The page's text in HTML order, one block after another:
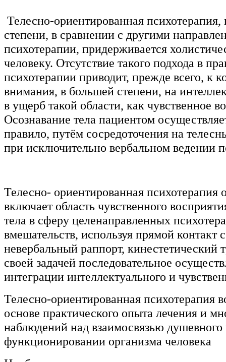
Телесно-ориентированная
степени, в сравнении с другими
психотерапии, придерживается
человеку. Отсутствие такого подхода в
психотерапии приводит, прежде всего, к
внимания, в большей степени, на
в ущерб такой области, как чувственное
Осознавание тела пациентом
правило, путём сосредоточения на
при исключительно вербальном ведении
Телесно- ориентированная психотерапия
включает область чувственного
тела в сферу целенаправленных
вмешательств, используя прямой контакт
невербальный раппорт, кинестетический
своей задачей последовательное
интеграции интеллектуального и
Телесно-ориентированная психотерапия
основе практического опыта лечения и
наблюдений над взаимосвязью душевного
функционировании организма человека